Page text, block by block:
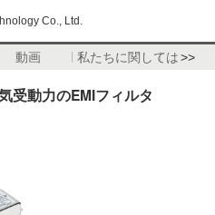
Co., Ltd.
動画 私たちに関しては>>
受動力のEMIフィルタ